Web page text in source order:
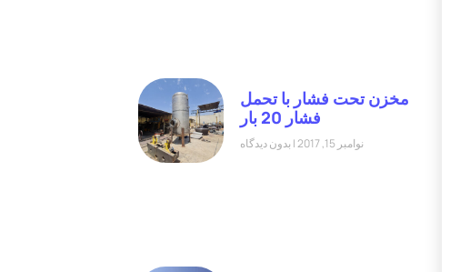
مخزن تحت فشار با تحمل
فشار 20 بار
نوامبر 15, 2017 بدون دیدگاه